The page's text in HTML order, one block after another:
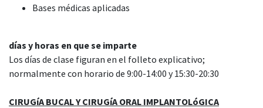
Bases médicas aplicadas
días y horas en que se imparte
Los días de clase figuran en el folleto explicativo;
normalmente con horario de 9:00-14:00 y 15:30-20:30
CIRUGíA BUCAL Y CIRUGíA ORAL IMPLANTOLóGICA